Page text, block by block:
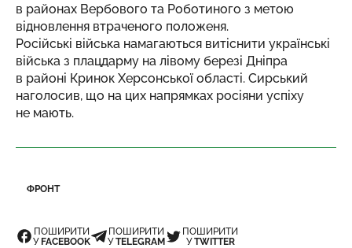
в районах Вербового та Роботиного з метою
відновлення втраченого положеня.
Російські війська намагаються витіснити українські
війська з плацдарму на лівому березі Дніпра
в районі Кринок Херсонської області. Сирський
наголосив, що на цих напрямках росіяни успіху
не мають.
ФРОНТ
ПОШИРИТИ
УFACEBOOK
ПОШИРИТИ
УTELEGRAM
ПОШИРИТИ
УTWITTER